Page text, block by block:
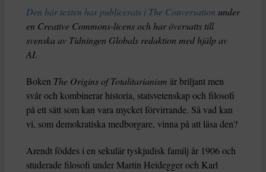
Den här texten har publicerats i The Conversation under
en Creative Commons-licens och har översatts till
svenska av Tidningen Globals redaktion med hjälp av
AI.
Boken The Origins of Totalitarianism är briljant men
svår och kombinerar historia, statsvetenskap och filosofi
på ett sätt som kan vara mycket förvirrande. Så vad kan
vi, som demokratiska medborgare, vinna på att läsa den?
Arendt föddes i en sekulär tyskjudisk familj år 1906 och
studerade filosofi under Martin Heidegger och Karl